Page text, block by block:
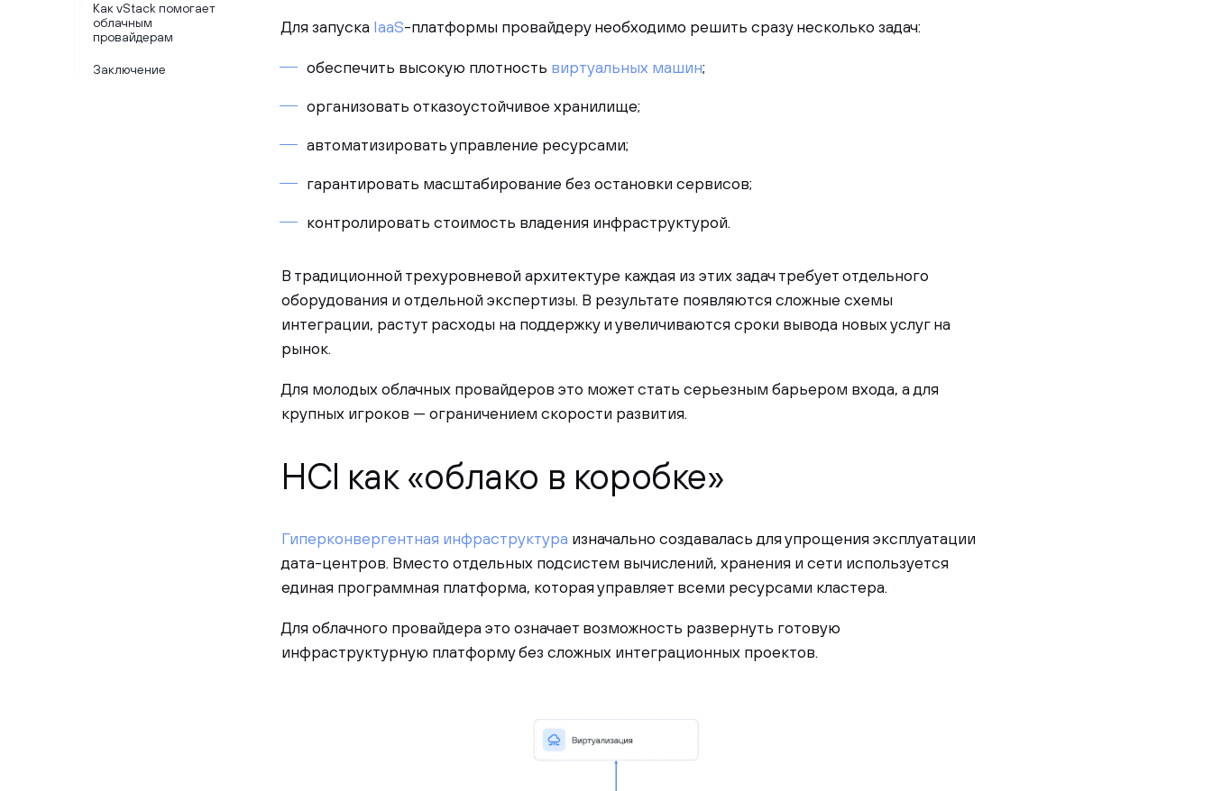
Как vStack помогает
облачным
провайдерам
Заключение
Для запуска IaaS-платформы провайдеру необходимо решить сразу несколько задач:
обеспечить высокую плотность виртуальных машин;
организовать отказоустойчивое хранилище;
автоматизировать управление ресурсами;
гарантировать масштабирование без остановки сервисов;
контролировать стоимость владения инфраструктурой.
В традиционной трехуровневой архитектуре каждая из этих задач требует отдельного
оборудования и отдельной экспертизы. В результате появляются сложные схемы
интеграции, растут расходы на поддержку и увеличиваются сроки вывода новых услуг на
рынок.
Для молодых облачных провайдеров это может стать серьезным барьером входа, а для
крупных игроков — ограничением скорости развития.
HCI как «облако в коробке»
Гиперконвергентная инфраструктура изначально создавалась для упрощения эксплуатации
дата-центров. Вместо отдельных подсистем вычислений, хранения и сети используется
единая программная платформа, которая управляет всеми ресурсами кластера.
Для облачного провайдера это означает возможность развернуть готовую
инфраструктурную платформу без сложных интеграционных проектов.